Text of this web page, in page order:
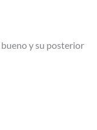
y su posterior